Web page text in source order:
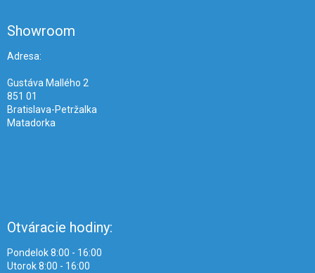
Showroom
Adresa:
Gustáva Mallého 2
851 01
Bratislava-Petržalka
Matadorka
Otváracie hodiny:
Pondelok 8:00 - 16:00
Utorok 8:00 - 16:00